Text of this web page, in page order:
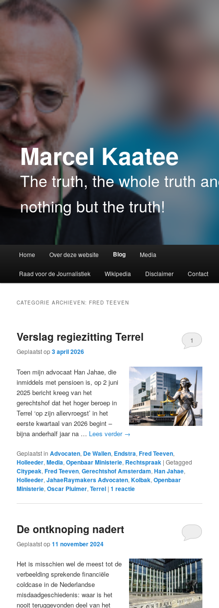
Spring
Spring
Marcel Kaatee
The truth, the whole truth
nothing but the truth!
Home Over deze website Blog Media
Raad voor de Journalistiek Wikipedia Disclaimer Contact
CATEGORIE ARCHIEVEN: FRED TEEVEN
Verslag regiezitting Terrel
Geplaatst op3 april 2026
1
Toen mijn advocaat Han Jahae, die
inmiddels met pensioen is, op 2 juni
2025 bericht kreeg van het
gerechtshof dat het hoger beroep in
Terrel ‘op zijn allervroegst’ in het
eerste kwartaal van 2026 begint –
bijna anderhalf jaar na … Lees verder →
Geplaatst in Advocaten, De Wallen, Endstra,Fred Teeven,
Holleeder,Media,Openbaar Ministerie, Rechtspraak |Getagged
Citypeak,Fred Teeven,Gerechtshof Amsterdam,Han Jahae,
Holleeder,JahaeRaymakers Advocaten,Kolbak,Openbaar
Ministerie,Oscar Pluimer,Terrel |1 reactie
De ontknoping nadert
Geplaatst op11 november 2024
Het is misschien wel de meest tot de
verbeelding sprekende financiële
coldcase in de Nederlandse
misdaadgeschiedenis: waar is het
nooit teruggevonden deel van het